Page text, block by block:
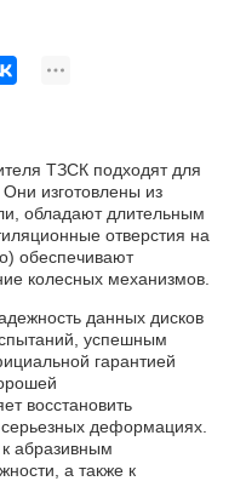
ТЗСК подходят для
изготовлены из
обладают длительным
отверстия на
обеспечивают
колесных механизмов.
данных дисков
успешным
гарантией
восстановить
деформациях.
абразивным
а также к